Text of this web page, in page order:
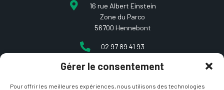
Gérer le consentement
Pour offrir les meilleures expériences, nous utilisons des technologies
16 rue Albert Einstein
Zone du Parco
56700 Hennebont
02 97 89 41 93
contact@etcarepart.com